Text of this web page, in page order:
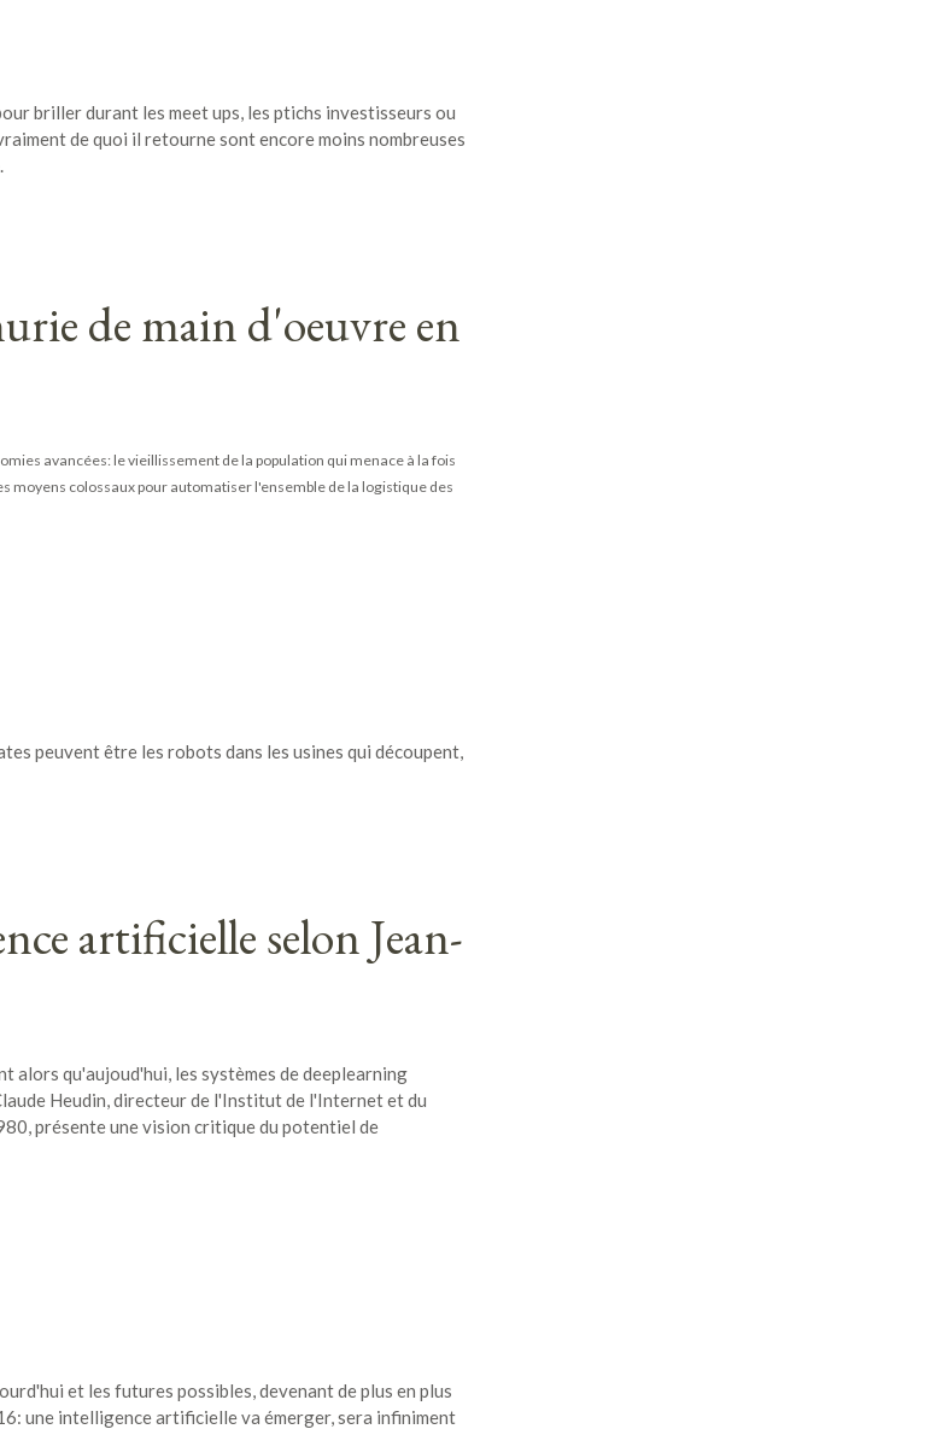
briller durant les meet ups, les ptichs investisseurs ou
de quoi il retourne sont encore moins nombreuses
de main d'oeuvre en
avancées: le vieillissement de la population qui menace à la fois
moyens colossaux pour automatiser l'ensemble de la logistique des
peuvent être les robots dans les usines qui découpent,
artificielle selon Jean-
alors qu'aujoud'hui, les systèmes de deeplearning
Heudin, directeur de l'Institut de l'Internet et du
présente une vision critique du potentiel de
et les futures possibles, devenant de plus en plus
une intelligence artificielle va émerger, sera infiniment